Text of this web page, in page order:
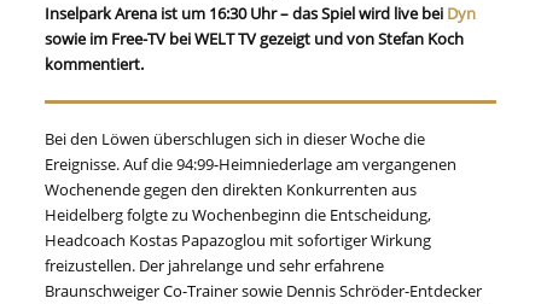
Inselpark Arena ist um 16:30 Uhr – das Spiel wird live bei Dyn
sowie im Free-TV bei WELT TV gezeigt und von Stefan Koch
kommentiert.
Bei den Löwen überschlugen sich in dieser Woche die
Ereignisse. Auf die 94:99-Heimniederlage am vergangenen
Wochenende gegen den direkten Konkurrenten aus
Heidelberg folgte zu Wochenbeginn die Entscheidung,
Headcoach Kostas Papazoglou mit sofortiger Wirkung
freizustellen. Der jahrelange und sehr erfahrene
Braunschweiger Co-Trainer sowie Dennis Schröder-Entdecker